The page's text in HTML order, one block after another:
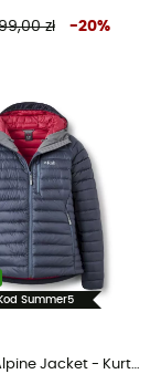
zł -20%
Summer5
Microlight Alpine Jacket - Kurtka puchowa damski